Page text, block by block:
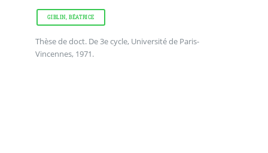
GIBLIN, BÉATRICE
Thèse de doct. De 3e cycle, Université de Paris-
Vincennes, 1971.